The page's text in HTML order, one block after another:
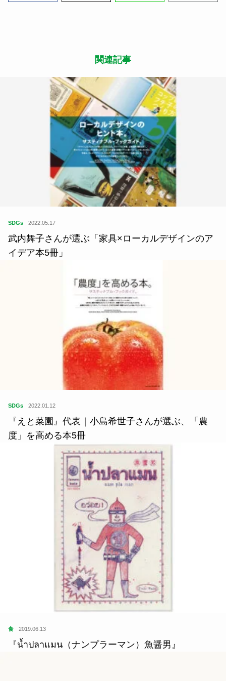
関連記事
SDGs 2022.05.17
武内舞子さんが選ぶ「家具×ローカルデザインのア
イデア本5冊」
SDGs 2022.01.12
『えと菜園』代表｜小島希世子さんが選ぶ、「農
度」を高める本5冊
食 2019.06.13
『น้ำปลาแมน（ナンプラーマン）魚醤男』